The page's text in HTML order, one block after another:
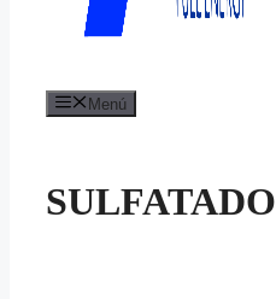
Menú
SULFATADO